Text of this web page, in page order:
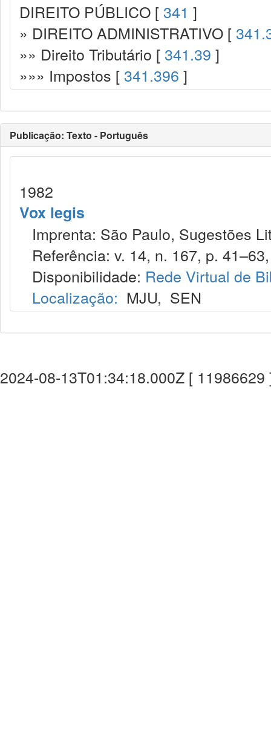
DIREITO PÚBLICO [ 341 ]
» DIREITO ADMINISTRATIVO [
»» Direito Tributário [ 341.39 ]
»»» Impostos [ 341.396 ]
Publicação: Texto - Português
1982
Vox legis
Imprenta: São Paulo, Sugestões
Referência: v. 14, n. 167, p.
Disponibilidade: Rede Virtual de
Localização: MJU, SEN
2024-08-13T01:34:18.000Z [ 11986629